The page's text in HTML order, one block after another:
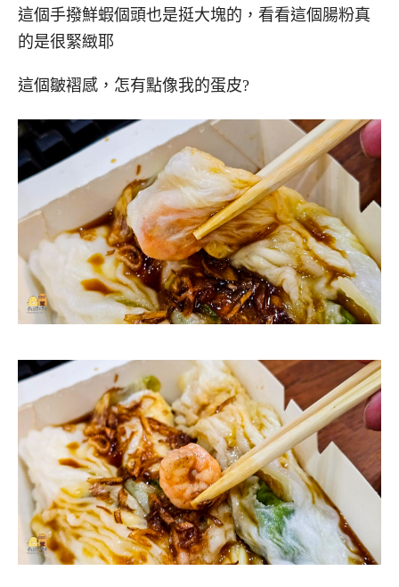
這個手撥鮮蝦個頭也是挺大塊的，看看這個腸粉真
的是很緊緻耶
這個皺褶感，怎有點像我的蛋皮?